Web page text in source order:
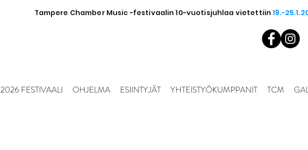
Tampere Chamber Music -festivaalin 10-vuotisjuhlaa vietettiin19.-
2026 FESTIVAALI OHJELMA ESIINTYJÄT YHTEISTYÖKUMPPANIT TCM